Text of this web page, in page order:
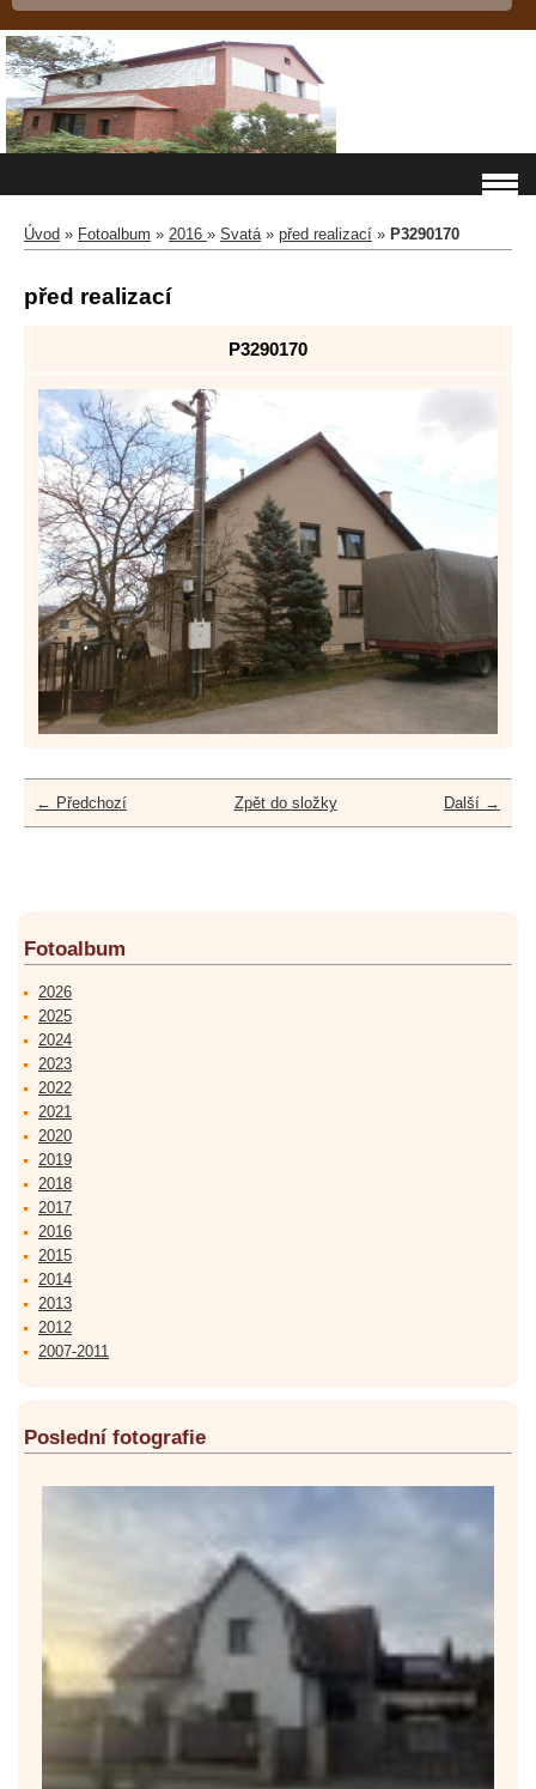
Úvod » Fotoalbum » 2016 » Svatá» před realizací » P3290170
před realizací
P3290170
← Předchozí Další →
Zpět do složky
Fotoalbum
2026
2025
2024
2023
2022
2021
2020
2019
2018
2017
2016
2015
2014
2013
2012
2007-2011
Poslední fotografie